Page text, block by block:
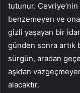
tutunur. Cevriye’nin
benzemeyen ve
gizli yaşayan bir
günden sonra artık
sürgün, aradan
aşktan
alacaktır.